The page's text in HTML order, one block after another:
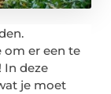
om er een te
In deze
je moet